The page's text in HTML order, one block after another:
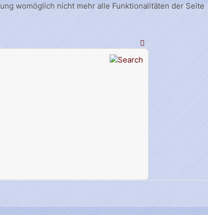
womöglich nicht mehr alle Funktionalitäten der Seite